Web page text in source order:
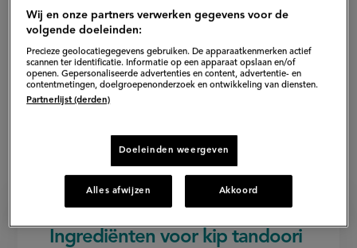
verpakkingen (uit je
studententijd). En je kunt het
natuurlijk kennen van de afhaal-
Indiër. Helemaal niks mis mee,
recept ervan vind je hieronder.
Ingrediënten voor kip tandoori
Wij en onze partners verwerken gegevens voor de
volgende doeleinden:
Precieze geolocatiegegevens gebruiken. De apparaatkenmerken actief
scannen ter identificatie. Informatie op een apparaat opslaan en/of
openen. Gepersonaliseerde advertenties en content, advertentie- en
contentmetingen, doelgroepenonderzoek en ontwikkeling van diensten.
Partnerlijst (derden)
Doeleinden weergeven
Alles afwijzen Akkoord